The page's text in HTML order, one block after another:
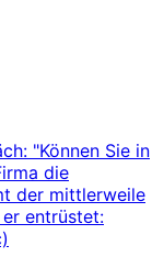
"Können Sie in
die
der mittlerweile
entrüstet: